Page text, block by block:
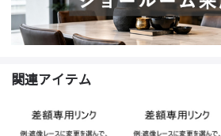
関連アイテム